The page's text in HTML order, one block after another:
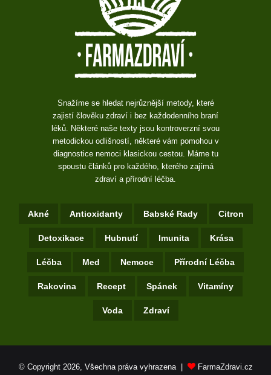
Snažíme se hledat nejrůznější metody, které
zajistí člověku zdraví i bez každodenního braní
léků. Některé naše texty jsou kontroverzní svou
metodickou odlišností, některé vám pomohou v
diagnostice nemoci klasickou cestou. Máme tu
spoustu článků pro každého, kterého zajímá
zdraví a přírodní léčba.
Akné Antioxidanty Babské Rady Citron
Detoxikace Hubnutí Imunita Krása
Léčba Med Nemoce Přírodní Léčba
Rakovina Recept Spánek Vitamíny
Voda Zdraví
© Copyright 2026, Všechna práva vyhrazena | FarmaZdravi.cz